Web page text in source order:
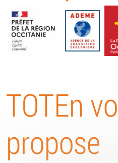
TOTEn
d’Occitanie
TOTEn
propose